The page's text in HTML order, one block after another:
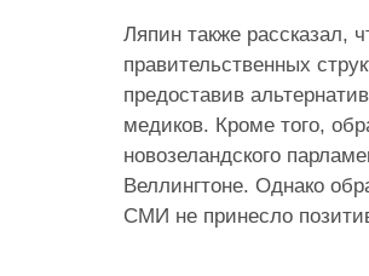
Ляпин также рассказал,
правительственных
предоставив
медиков. Кроме того,
новозеландского
Веллингтоне. Однако
СМИ не принесло